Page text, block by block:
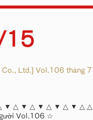
15
Co., Ltd.] Vol.106 tháng
▼ △ ▼ △ ▼ △ ▼ △ ▼ △
Vol.106 ☆